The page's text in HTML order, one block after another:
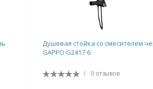
Перейти в
Душевая стойка со смесителем
GAPPO G2417-6
/ 0 отзывов